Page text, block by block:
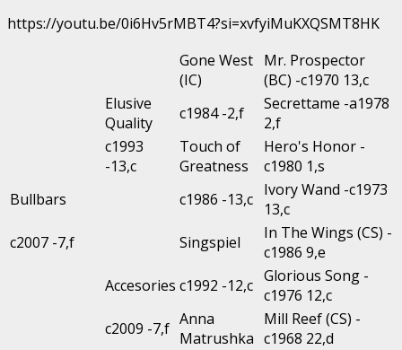
https://youtu.be/0i6Hv5rMBT4?si=xvfyiMuKXQSMT8HK
Gone West
(IC)
Mr. Prospector
(BC) -c1970 13,c
Elusive
Quality
c1984 -2,f
Secrettame -a1978
2,f
c1993
-13,c
Touch of
Greatness
Hero's Honor -
c1980 1,s
Bullbars
c1986 -13,c Ivory Wand -c1973
13,c
c2007 -7,f
Singspiel
In The Wings (CS) -
c1986 9,e
Accesories c1992 -12,c Glorious Song -
c1976 12,c
c2009 -7,f Anna
Matrushka
Mill Reef (CS) -
c1968 22,d